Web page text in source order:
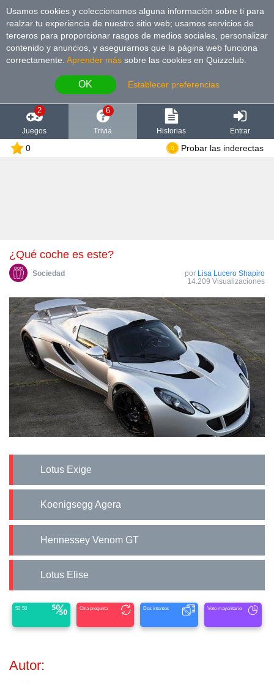
Usamos cookies y coleccionamos alguna información sobre ti para
realzar tu experiencia de nuestro sitio web; usamos servicios de
terceros para proporcionar rasgos de medios sociales, personalizar
contenido y anuncios, y asegurarnos que la página web funciona
correctamente. Aprender más sobre las cookies en Quizzclub.
OK Establecer preferencias
2
Juegos
6
Trivia Historias Entrar
0 Probar las inderectas
¿Qué coche es este?
Sociedad por Lisa Lucero Shapiro
14.209 Visualizaciones
Lotus Exige
Koenigsegg Agera
Hennessey Venom GT
Lotus Elise
50-50 Otra pregunta Dos intentos Voto mayoritario
Autor: